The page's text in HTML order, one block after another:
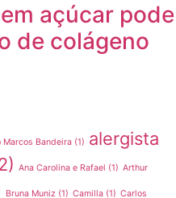
açúcar pode
de colágeno
Marcos Bandeira (1) alergista
Ana Carolina e Rafael (1) Arthur
Bruna Muniz (1) Camilla (1) Carlos